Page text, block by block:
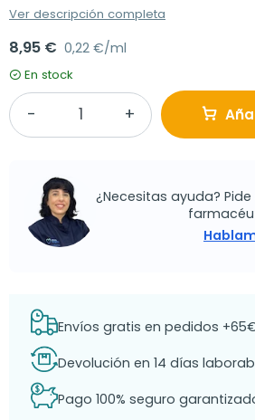
Ver descripción completa
8,95 € 0,22 €/ml
En stock
¿Necesitas ayuda?
Envíos gratis en pedidos
Devolución en 14 días
Pago 100% seguro